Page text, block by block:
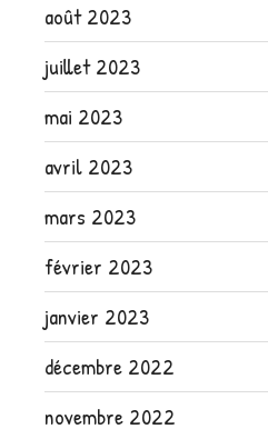
août 2023
juillet 2023
mai 2023
avril 2023
mars 2023
février 2023
janvier 2023
décembre 2022
novembre 2022